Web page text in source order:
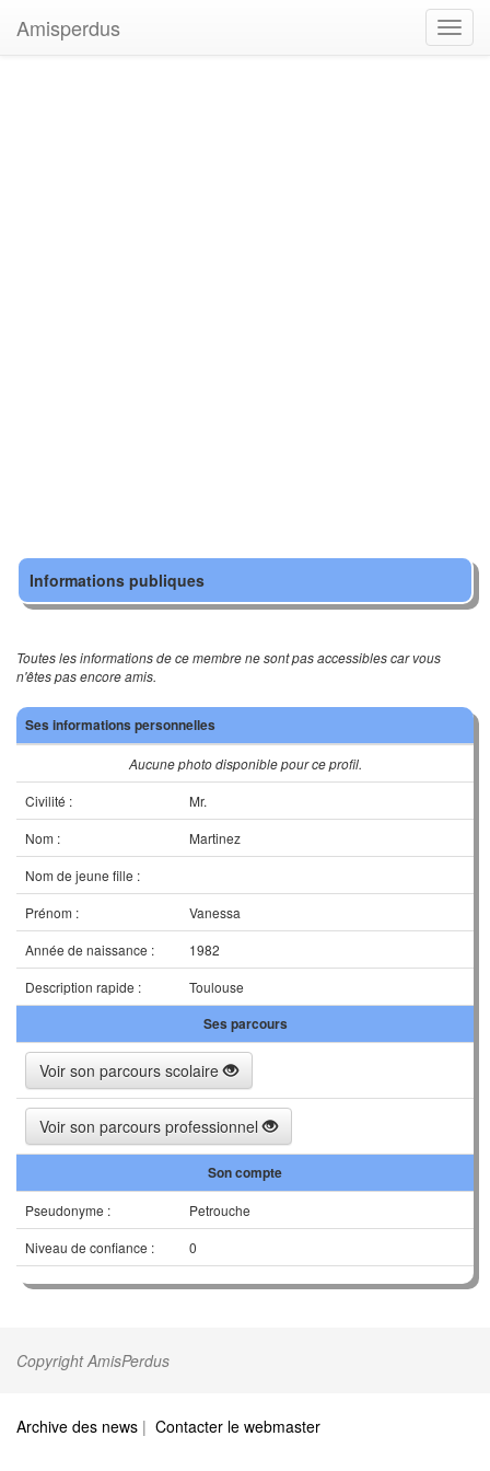
Amisperdus
Informations publiques
Toutes les informations de ce membre ne sont pas accessibles car vous
n'êtes pas encore amis.
Ses informations personnelles
Aucune photo disponible pour ce profil.
Civilité :
Mr.
Nom :
Martinez
Nom de jeune fille :
Prénom :
Vanessa
Année de naissance :
1982
Description rapide :
Toulouse
Ses parcours
Voir son parcours scolaire
Voir son parcours professionnel
Son compte
Pseudonyme :
Petrouche
Niveau de confiance :
0
Copyright AmisPerdus
Archive des news | Contacter le webmaster